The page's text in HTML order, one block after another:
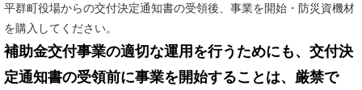
平群町役場からの交付決定通知書の受領後、事業を開始・防災資機材
を購入してください。
補助金交付事業の適切な運用を行うためにも、交付決
定通知書の受領前に事業を開始することは、厳禁で